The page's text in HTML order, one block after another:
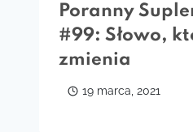
Poranny
#99: Słowo,
zmienia
19 marca, 2021